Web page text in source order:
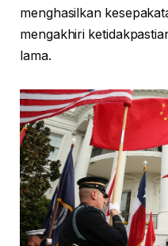
menghasilkan
mengakhiri
lama.